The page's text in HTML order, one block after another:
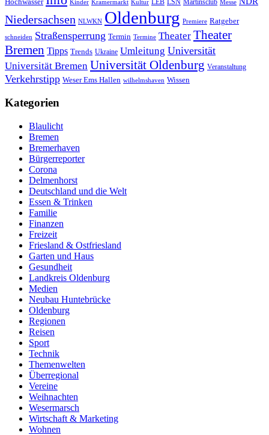
Kinder Kramermarkt Kultur LEB Martinsclub Messe
Niedersachsen NLWKN Oldenburg Premiere Ratgeber
schneiden Straßensperrung Termin Termine Theater Theater
Bremen Tipps Trends Ukraine Umleitung Universität
Universität Bremen Universität Oldenburg Veranstaltung
Verkehrstipp Weser Ems Hallen wilhelmshaven Wissen
Kategorien
Blaulicht
Bremen
Bremerhaven
Bürgerreporter
Corona
Delmenhorst
Deutschland und die Welt
Essen & Trinken
Familie
Finanzen
Freizeit
Friesland & Ostfriesland
Garten und Haus
Gesundheit
Landkreis Oldenburg
Medien
Neubau Huntebrücke
Oldenburg
Regionen
Reisen
Sport
Technik
Themenwelten
Überregional
Vereine
Weihnachten
Wesermarsch
Wirtschaft & Marketing
Wohnen